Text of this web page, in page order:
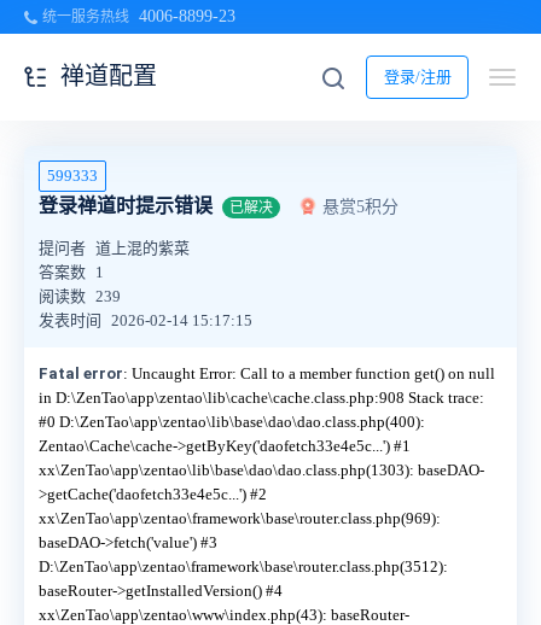
统一服务热线 4006-8899-23
登录/注册
禅道配置
599333
登录禅道时提示错误 已解决 悬赏5积分
提问者 道上混的紫菜
答案数 1
阅读数 239
发表时间
2026-02-14 15:17:15
Fatal error: Uncaught Error: Call to a member function get() on null
in D:\ZenTao\app\zentao\lib\cache\cache.class.php:908 Stack trace:
#0 D:\ZenTao\app\zentao\lib\base\dao\dao.class.php(400):
Zentao\Cache\cache->getByKey('daofetch33e4e5c...') #1
xx\ZenTao\app\zentao\lib\base\dao\dao.class.php(1303): baseDAO-
>getCache('daofetch33e4e5c...') #2
xx\ZenTao\app\zentao\framework\base\router.class.php(969):
baseDAO->fetch('value') #3
D:\ZenTao\app\zentao\framework\base\router.class.php(3512):
baseRouter->getInstalledVersion() #4
xx\ZenTao\app\zentao\www\index.php(43): baseRouter-